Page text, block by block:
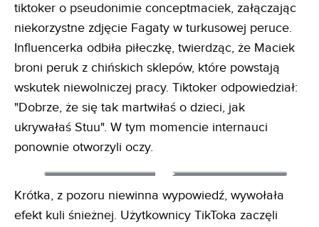
tiktoker o pseudonimie conceptmaciek, załączając
niekorzystne zdjęcie Fagaty w turkusowej peruce.
Influencerka odbiła piłeczkę, twierdząc, że Maciek
broni peruk z chińskich sklepów, które powstają
wskutek niewolniczej pracy. Tiktoker odpowiedział:
"Dobrze, że się tak martwiłaś o dzieci, jak
ukrywałaś Stuu". W tym momencie internauci
ponownie otworzyli oczy.
Krótka, z pozoru niewinna wypowiedź, wywołała
efekt kuli śnieżnej. Użytkownicy TikToka zaczęli